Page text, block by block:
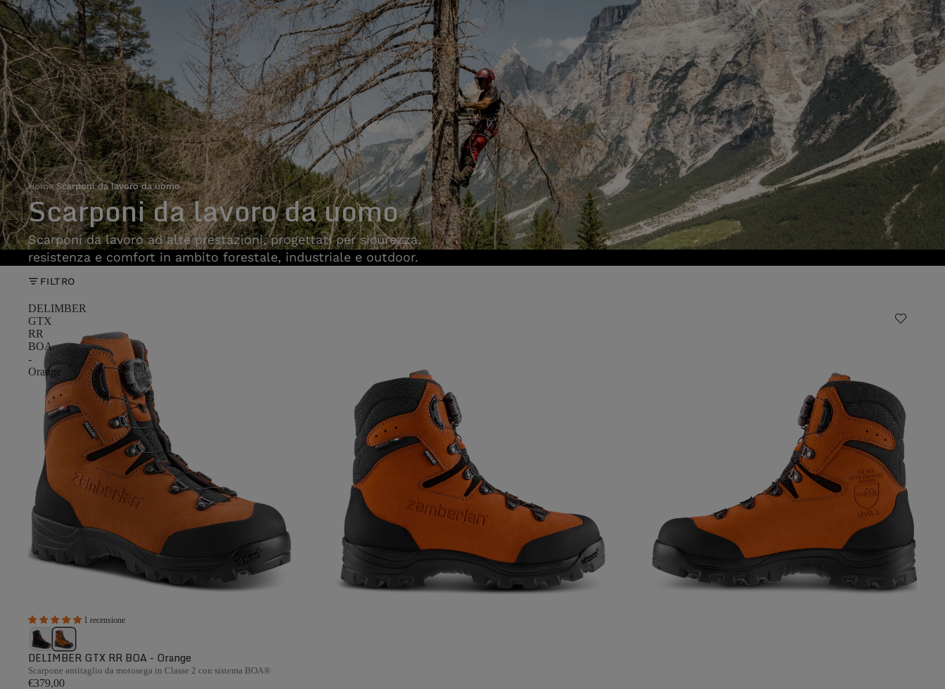
Home›Scarponi da lavoro da uomo
Scarponi da lavoro da uomo
Scarponi da lavoro ad alte prestazioni, progettati per sicurezza,
resistenza e comfort in ambito forestale, industriale e outdoor.
FILTRO
DELIMBER
GTX
RR
BOA
-
Orange
1 recensione
DELIMBER GTX RR BOA - Orange
Scarpone antitaglio da motosega in Classe 2 con sistema BOA®
€379,00